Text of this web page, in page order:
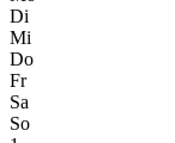
Di
Mi
Do
Fr
Sa
So